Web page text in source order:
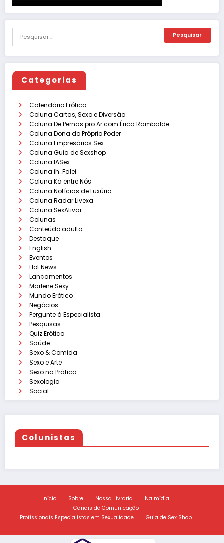
Categorias
Calendário Erótico
Coluna Cartas, Sexo e Diversão
Coluna De Pernas pro Ar com Érica Rambalde
Coluna Dona do Próprio Poder
Coluna Empresários Sex
Coluna Guia de Sexshop
Coluna IASex
Coluna ih…Falei
Coluna Ká entre Nós
Coluna Notícias de Luxúria
Coluna Radar Livexa
Coluna SexAtivar
Colunas
Conteúdo adulto
Destaque
English
Eventos
Hot News
Lançamentos
Marlene Sexy
Mundo Erótico
Negócios
Pergunte à Especialista
Pesquisas
Quiz Erótico
Saúde
Sexo & Comida
Sexo e Arte
Sexo na Prática
Sexologia
Social
Colunistas
Início Sobre Nossa Livraria
Na mídia
Canais de Comunicação
Profissionais Especialistas em Sexualidade
Guia de Sex Shop